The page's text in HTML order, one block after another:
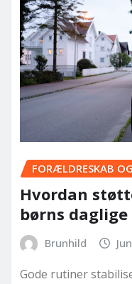
FORÆLDRESKAB
Hvordan
børns
Brunhild
Gode rutiner